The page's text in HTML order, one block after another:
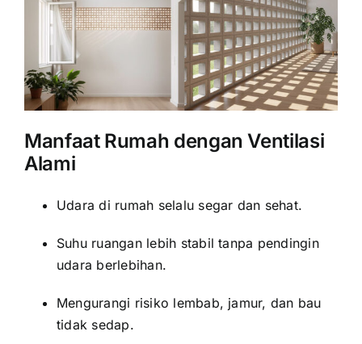
Manfaat Rumah dengan Ventilasi
Alami
Udara di rumah selalu segar dan sehat.
Suhu ruangan lebih stabil tanpa pendingin
udara berlebihan.
Mengurangi risiko lembab, jamur, dan bau
tidak sedap.